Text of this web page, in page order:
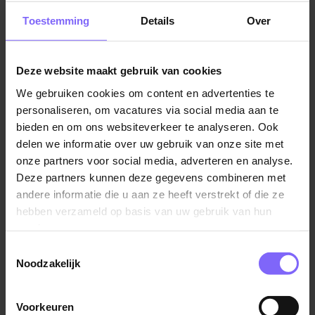
Toestemming Details Over
Deze website maakt gebruik van cookies
We gebruiken cookies om content en advertenties te
personaliseren, om vacatures via social media aan te
bieden en om ons websiteverkeer te analyseren. Ook
delen we informatie over uw gebruik van onze site met
onze partners voor social media, adverteren en analyse.
Deze partners kunnen deze gegevens combineren met
andere informatie die u aan ze heeft verstrekt of die ze
hebben verzameld op basis van uw gebruik van hun
Noodzakelijk
Voorkeuren
de cliënt.
volop in ontwikkeling. Daarbij draag je continu bij
Jij hebt de ambitie om meer uit je vak te halen en
je ziet het als een uitdaging om vakinhoudelijke
ontwikkelingen te vertalen naar de praktijk,
Je bent bereid te participeren in de
bereikbaarheidsdiensten.
Waar kom je te werken?
vernieuwende Zuid-Limburgse ondernemer, die
ouderen en mensen met een beperking ondersteunt
om hun leven op een zinvolle en zo zelfstandig
mogelijke manier vorm en inhoud te geven.
Vacatures Zorg in Limburg|Vacatures in de ouderenzorg
Vergelijkbare vacatures
Specialist Ouderengeneeskunde
Zuyderland
Geleen
Heerlen
Basisarts / ANIOS